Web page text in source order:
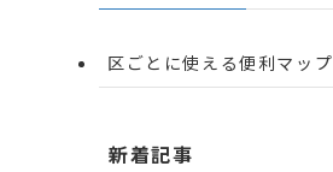
区ごとに使える便利マップ
新着記事